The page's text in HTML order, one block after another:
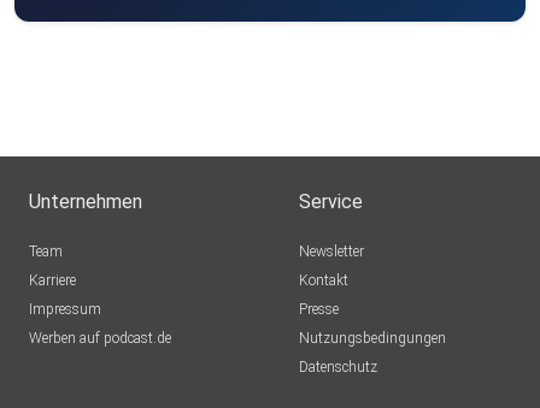
Unternehmen
Team
Karriere
Impressum
Werben auf podcast.de
Service
Newsletter
Kontakt
Presse
Nutzungsbedingungen
Datenschutz